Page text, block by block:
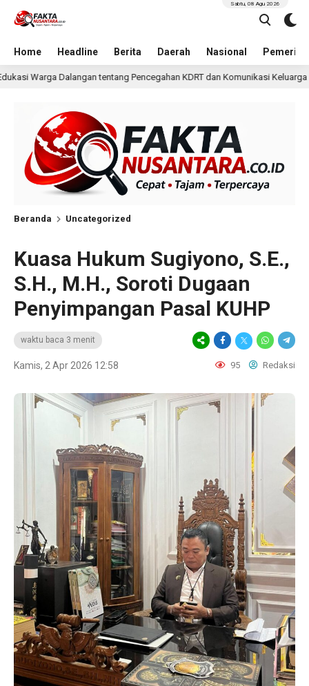
Home Headline Berita Daerah Nasional
Sabtu, 08 Agu 2026
KDRT dan Komunikasi Keluarga 18 jam lalu KKN
Beranda Uncategorized
Kuasa Hukum Sugiyono, S.E.,
S.H., M.H., Soroti Dugaan
Penyimpangan Pasal KUHP
waktu baca 3 menit
Kamis, 2 Apr 2026 12:58 95 Redaksi